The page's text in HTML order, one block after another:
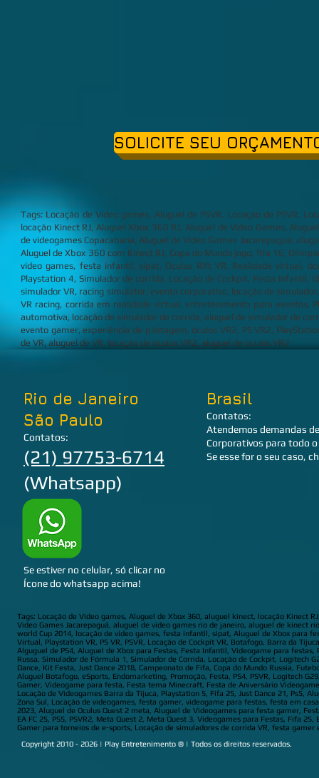
SOLICITE SEU
Tags: Locação de Video games, Aluguel de PSVR, Locação de PSVR,
locação Kinect RJ, Aluguel Xbox 360 RJ, Aluguel de Video Games,
de videogames Copacabana, Aluguel de Video Games Jacarepaguá,
Aluguel de Xbox 360 com Kinect RJ, Copa do Mundo jogo, fifa 16,
video games, festa infantil, sipat, Oculus Rift VR, Realidade virtual,
Playstation 4, Simulador de corrida, Locação de Cockpit, Festa
simulador VR, racing simulator, evento corporativo, locação de
VR racing, corrida em realidade virtual, entretenimento para eventos,
automotiva, locação de simulador de corrida, aluguel de simulador de
evento gamer, experiência de pilotagem, óculos VR2, PS VR2,
de VR, aluguel de VR, locação de óculos VR2, aluguel de óculos VR2
Rio de Janeiro
São Paulo
Contatos:
(21) 97753-6714
(Whatsapp)
Se estiver no celular, só clicar no
Ícone do whatsapp acima!
Brasil
Contatos:
Atendemos demandas
Corporativos para todo
Se esse for o seu caso,
Tags: Locação de Video games, Aluguel de Xbox 360, aluguel kinect, locação Kinect
Video Games Jacarepaguá, aluguel de video games rio de janeiro, aluguel de kinect
world Cup 2014, locação de video games, festa infantil, sipat, Aluguel de Xbox para
Virtual, Playstation VR, PS VR, PSVR, Locação de Cockpit VR, Botafogo, Barra da
Alguguel de PS4, Aluguel de Xbox para Festas, Festa Infantil, Videogame para
Russa, Simulador de Fórmula 1, Simulador de Corrida, Locação de Cockpit, Logitech
Dance, Kit Festa, Just Dance 2018, Campeonato de Fifa, Copa do Mundo Russia,
Aluguel Botafogo, eSports, Endomarketing, Promoção, Festa, PS4, PSVR, Logitech
Gamer, Videogame para festa, Festa tema Minecraft, Festa de Aniversário
Locação de Videogames Barra da Tijuca, Playstation 5, Fifa 25, Just Dance 21, Ps5,
Zona Sul, Locação de videogames, festa gamer, videogame para festas, festa em
2023, Aluguel de Oculus Quest 2 meta, Aluguel de Videogames para festa gamer,
EA FC 25, PS5, PSVR2, Meta Quest 2, Meta Quest 3, Videogames para Festas, Fifa
Gamer para torneios de e‑sports, Locação de simuladores de corrida VR, festa gamer
Copyright 2010 - 2026 | Play Entretenimento ® | Todos os direitos reservados.